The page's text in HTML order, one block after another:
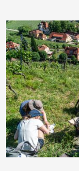
Bild